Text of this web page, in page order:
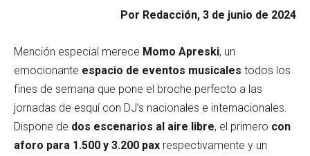
Por Redacción, 3 de junio de 2024
Mención especial merece Momo Apreski, un
emocionante espacio de eventos musicales todos los
fines de semana que pone el broche perfecto a las
jornadas de esquí con DJ’s nacionales e internacionales.
Dispone de dos escenarios al aire libre, el primero con
aforo para 1.500 y 3.200 pax respectivamente y un